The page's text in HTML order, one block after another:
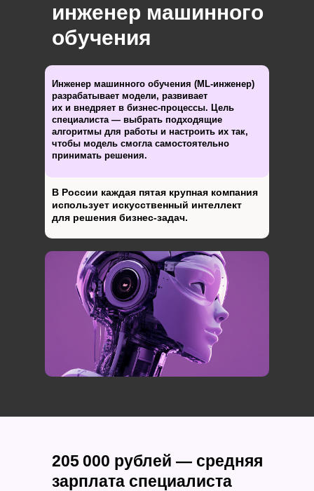
Инженер машинного обучения (ML-инженер)
разрабатывает модели, развивает
их и внедряет в бизнес-процессы. Цель
специалиста — выбрать подходящие
алгоритмы для работы и настроить их так,
чтобы модель смогла самостоятельно
принимать решения.
В России каждая пятая крупная компания
использует искусственный интеллект
для решения бизнес-задач.
инженер машинного
обучения
205 000 рублей — средняя
зарплата специалиста